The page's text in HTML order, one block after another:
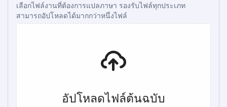
เลือกไฟล์งานที่ต้องการแปลภาษา รองรับไฟล์ทุกประเภท
สามารถอัปโหลดได้มากกว่าหนึ่งไฟล์
อัปโหลดไฟล์ต้นฉบับ